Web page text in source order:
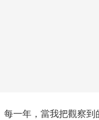
每一年，當我把觀察